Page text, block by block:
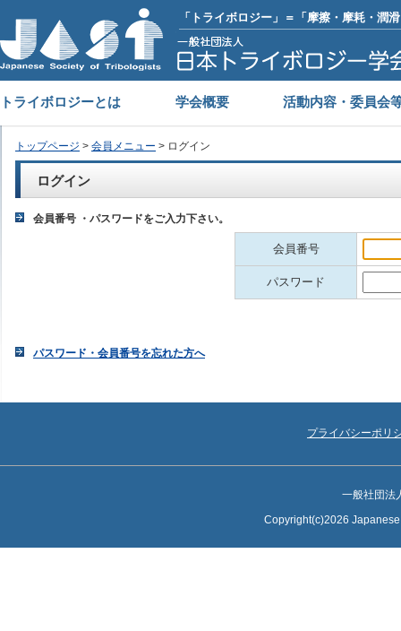
「トライボロジー」＝「摩擦・摩耗・潤
トライボロジーとは 学会概要 活動内容・委員会
トップページ > 会員メニュー > ログイン
ログイン
会員番号 ・パスワードをご入力下さい。
会員番号
パスワード
パスワード・会員番号を忘れた方へ
プライバシーポリ
一般社団法
Copyright(c)2026